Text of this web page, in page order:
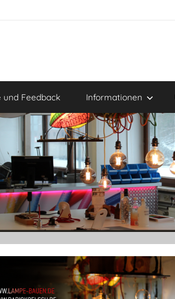
und Feedback Informationen